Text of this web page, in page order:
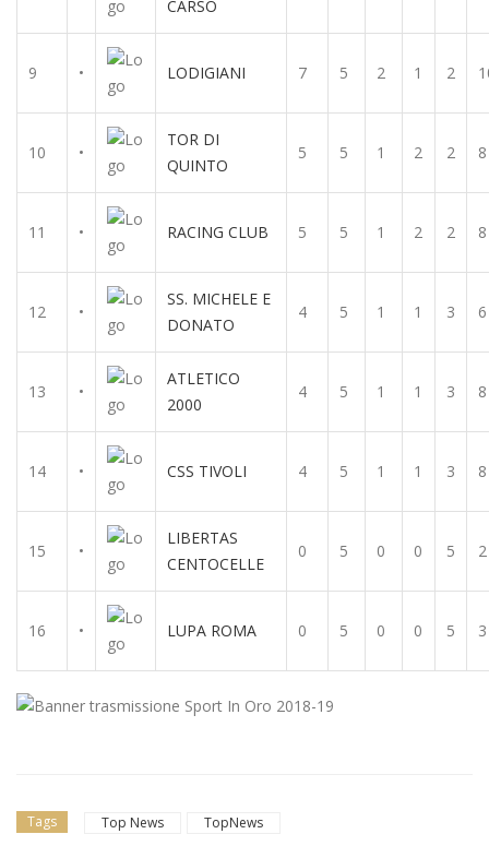
CARSO
9 • LODIGIANI 7 5 2 1 2
10 •
TOR DI
QUINTO
5 5 1 2 2 8
11 • RACING CLUB 5 5 1 2 2 8
12 •
SS. MICHELE E
DONATO
4 5 1 1 3 6
13 •
ATLETICO
2000
4 5 1 1 3 8
14 • CSS TIVOLI 4 5 1 1 3 8
15 •
LIBERTAS
CENTOCELLE
0 5 0 0 5 2
16 • LUPA ROMA 0 5 0 0 5 3
Tags Top News TopNews